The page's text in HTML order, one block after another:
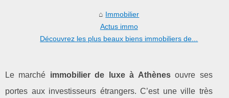
Immobilier
Actus immo
Découvrez les plus beaux biens immobiliers de...
Le marché immobilier de luxe à Athènesouvre ses
portes aux investisseurs étrangers. C’est une ville très